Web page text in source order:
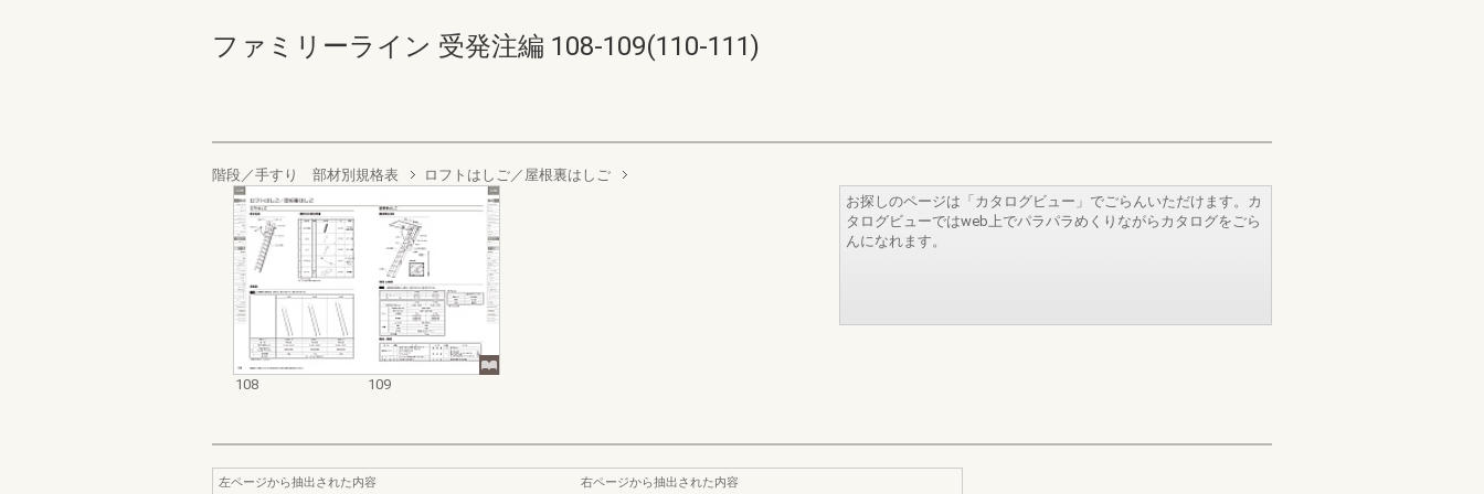
ファミリーライン 受発注編 108-109(110-111)
階段／手すり 部材別規格表 ロフトはしご／屋根裏はしご
108 109
お探しのページは「カタログビュー」でごらんいただけます。カ
タログビューではweb上でパラパラめくりながらカタログをごら
んになれます。
左ページから抽出された内容
右ページから抽出された内容